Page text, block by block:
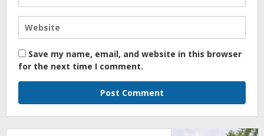
Save my name, email, and website in this browser
for the next time I comment.